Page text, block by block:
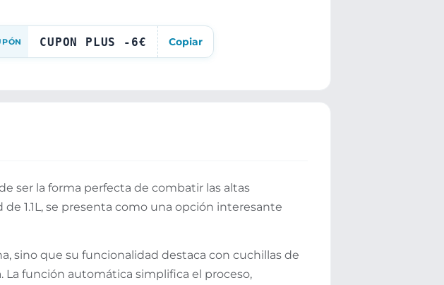
CUPON PLUS -6€ Copiar
ser la forma perfecta de combatir las altas
1.1L, se presenta como una opción interesante
sino que su funcionalidad destaca con cuchillas de
función automática simplifica el proceso,